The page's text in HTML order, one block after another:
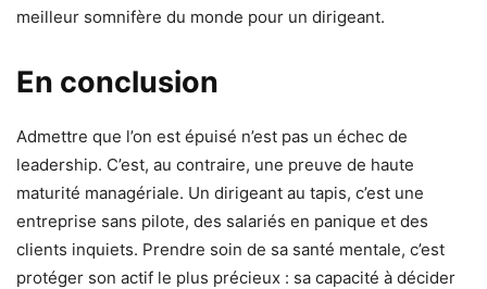
meilleur somnifère du monde pour un dirigeant.
En conclusion
Admettre que l’on est épuisé n’est pas un échec de
leadership. C’est, au contraire, une preuve de haute
maturité managériale. Un dirigeant au tapis, c’est une
entreprise sans pilote, des salariés en panique et des
clients inquiets. Prendre soin de sa santé mentale, c’est
protéger son actif le plus précieux : sa capacité à décider